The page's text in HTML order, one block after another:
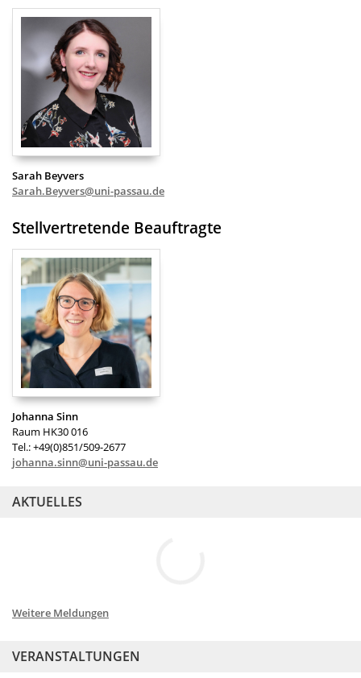
Sarah Beyvers
Sarah.Beyvers@uni-passau.de
Stellvertretende Beauftragte
Johanna Sinn
Raum HK30 016
Tel.: +49(0)851/509-2677
johanna.sinn@uni-passau.de
AKTUELLES
Weitere Meldungen
VERANSTALTUNGEN